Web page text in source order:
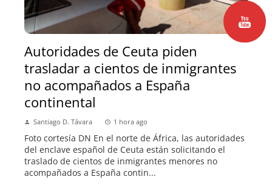
Autoridades de Ceuta piden
trasladar a cientos de inmigrantes
no acompañados a España
continental
Santiago D. Távara 1 hora ago
Foto cortesía DN En el norte de África, las autoridades
del enclave español de Ceuta están solicitando el
traslado de cientos de inmigrantes menores no
acompañados a España contin...